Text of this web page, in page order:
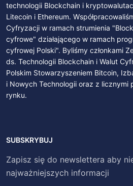
technologii Blockchain i
Litecoin i Ethereum.
Cyfryzacji w ramach strumienia
cyfrowe" działającego w ramach
cyfrowej Polski". Byliśmy członkami
ds. Technologii Blockchain i Walut
Polskim Stowarzyszeniem Bitcoin,
i Nowych Technologii oraz z licznymi
rynku.
SUBSKRYBUJ
Zapisz się do newslettera aby
najważniejszych informacji